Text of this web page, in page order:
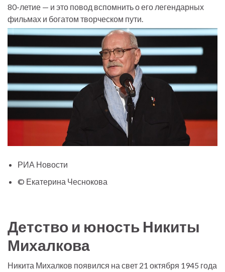
80-летие — и это повод вспомнить о его легендарных
фильмах и богатом творческом пути.
РИА Новости
© Екатерина Чеснокова
Детство и юность Никиты
Михалкова
Никита Михалков появился на свет 21 октября 1945 года